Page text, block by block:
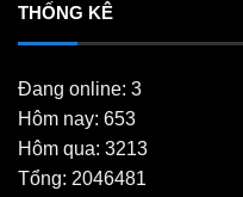
THỐNG KÊ
Đang online: 3
Hôm nay: 653
Hôm qua: 3213
Tổng: 2046481